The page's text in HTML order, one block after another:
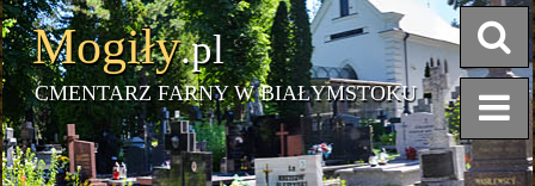
Mogiły.pl
CMENTARZ FARNY W BIAŁYMSTOKU